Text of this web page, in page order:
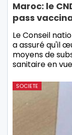
Maroc: le
pass
Le Conseil
a assuré qu'il
moyens de
sanitaire en
SOCIETE